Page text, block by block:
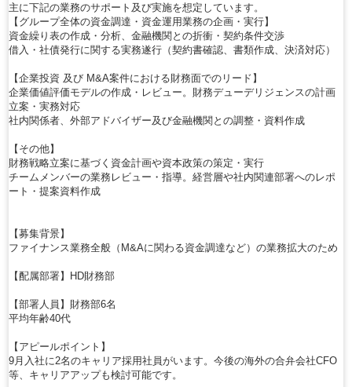
主に下記の業務のサポート及び実施を想定しています。
【グループ全体の資金調達・資金運用業務の企画・実行】
資金繰り表の作成・分析、金融機関との折衝・契約条件交渉
借入・社債発行に関する実務遂行（契約書確認、書類作成、決済対応）
【企業投資 及び M&A案件における財務面でのリード】
企業価値評価モデルの作成・レビュー。財務デューデリジェンスの計画
立案・実務対応
社内関係者、外部アドバイザー及び金融機関との調整・資料作成
【その他】
財務戦略立案に基づく資金計画や資本政策の策定・実行
チームメンバーの業務レビュー・指導。経営層や社内関連部署へのレポ
ート・提案資料作成
【募集背景】
ファイナンス業務全般（M&Aに関わる資金調達など）の業務拡大のため
【配属部署】HD財務部
【部署人員】財務部6名
平均年齢40代
【アピールポイント】
9月入社に2名のキャリア採用社員がいます。今後の海外の合弁会社CFO
等、キャリアアップも検討可能です。